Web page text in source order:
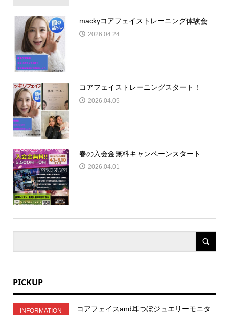
mackyコアフェイストレーニング体験会
2026.04.24
コアフェイストレーニングスタート！
2026.04.05
春の入会金無料キャンペーンスタート
2026.04.01
PICKUP
INFORMATION
コアフェイスand耳つぼジュエリーモニタ